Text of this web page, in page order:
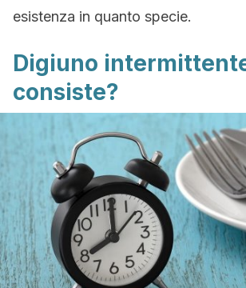
esistenza in quanto specie.
Digiuno
consiste?